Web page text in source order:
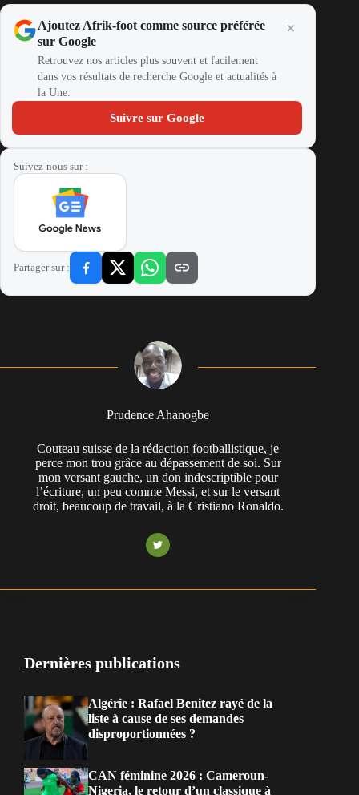
Ajoutez Afrik-foot comme source préférée
sur Google
Retrouvez nos articles plus souvent et facilement
dans vos résultats de recherche Google et actualités à
la Une.
Suivre sur Google
Suivez-nous sur :
Partager sur :
Prudence Ahanogbe
Couteau suisse de la rédaction footballistique, je
perce mon trou grâce au dépassement de soi. Sur
mon versant gauche, un don indescriptible pour
l’écriture, un peu comme Messi, et sur le versant
droit, beaucoup de travail, à la Cristiano Ronaldo.
Dernières publications
Algérie : Rafael Benitez rayé de la
liste à cause de ses demandes
disproportionnées ?
CAN féminine 2026 : Cameroun-
Nigeria, le retour d’un classique à